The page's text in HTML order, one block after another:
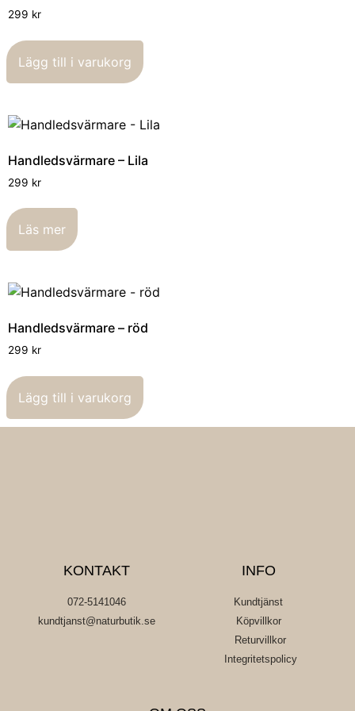
299 kr
Lägg till i varukorg
Handledsvärmare – Lila
299 kr
Läs mer
Handledsvärmare – röd
299 kr
Lägg till i varukorg
KONTAKT
072-5141046
kundtjanst@naturbutik.se
INFO
Kundtjänst
Köpvillkor
Returvillkor
Integritetspolicy